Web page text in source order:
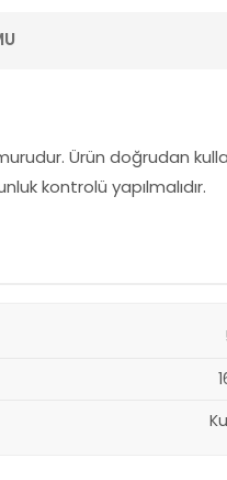
Ürün doğrudan
kontrolü yapılmalıdır.